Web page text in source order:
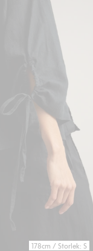
178cm / Storlek: S